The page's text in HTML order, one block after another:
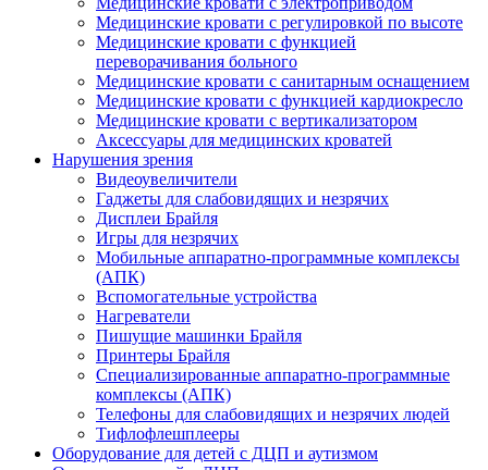
Медицинские кровати с регулировкой по высоте
Медицинские кровати с функцией
переворачивания больного
Медицинские кровати с санитарным оснащением
Медицинские кровати с функцией кардиокресло
Медицинские кровати с вертикализатором
Аксессуары для медицинских кроватей
Нарушения зрения
Видеоувеличители
Гаджеты для слабовидящих и незрячих
Дисплеи Брайля
Игры для незрячих
Мобильные аппаратно-программные комплексы
(АПК)
Вспомогательные устройства
Нагреватели
Пишущие машинки Брайля
Принтеры Брайля
Специализированные аппаратно-программные
комплексы (АПК)
Телефоны для слабовидящих и незрячих людей
Тифлофлешплееры
Оборудование для детей с ДЦП и аутизмом